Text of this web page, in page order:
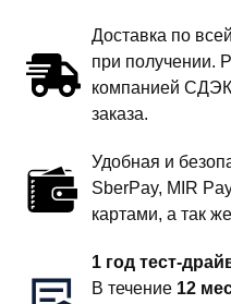
90
Доставка по
при получении.
компанией
заказа.
Удобная и
SberPay, MIR
картами, а так
1 год тест-
В течение 12